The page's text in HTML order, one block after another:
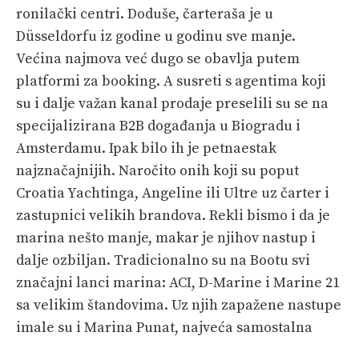
ronilački centri. Doduše, čarteraša je u
Düsseldorfu iz godine u godinu sve manje.
Većina najmova već dugo se obavlja putem
platformi za booking. A susreti s agentima koji
su i dalje važan kanal prodaje preselili su se na
specijalizirana B2B događanja u Biogradu i
Amsterdamu. Ipak bilo ih je petnaestak
najznačajnijih. Naročito onih koji su poput
Croatia Yachtinga, Angeline ili Ultre uz čarter i
zastupnici velikih brandova. Rekli bismo i da je
marina nešto manje, makar je njihov nastup i
dalje ozbiljan. Tradicionalno su na Bootu svi
značajni lanci marina: ACI, D-Marine i Marine 21
sa velikim štandovima. Uz njih zapažene nastupe
imale su i Marina Punat, najveća samostalna